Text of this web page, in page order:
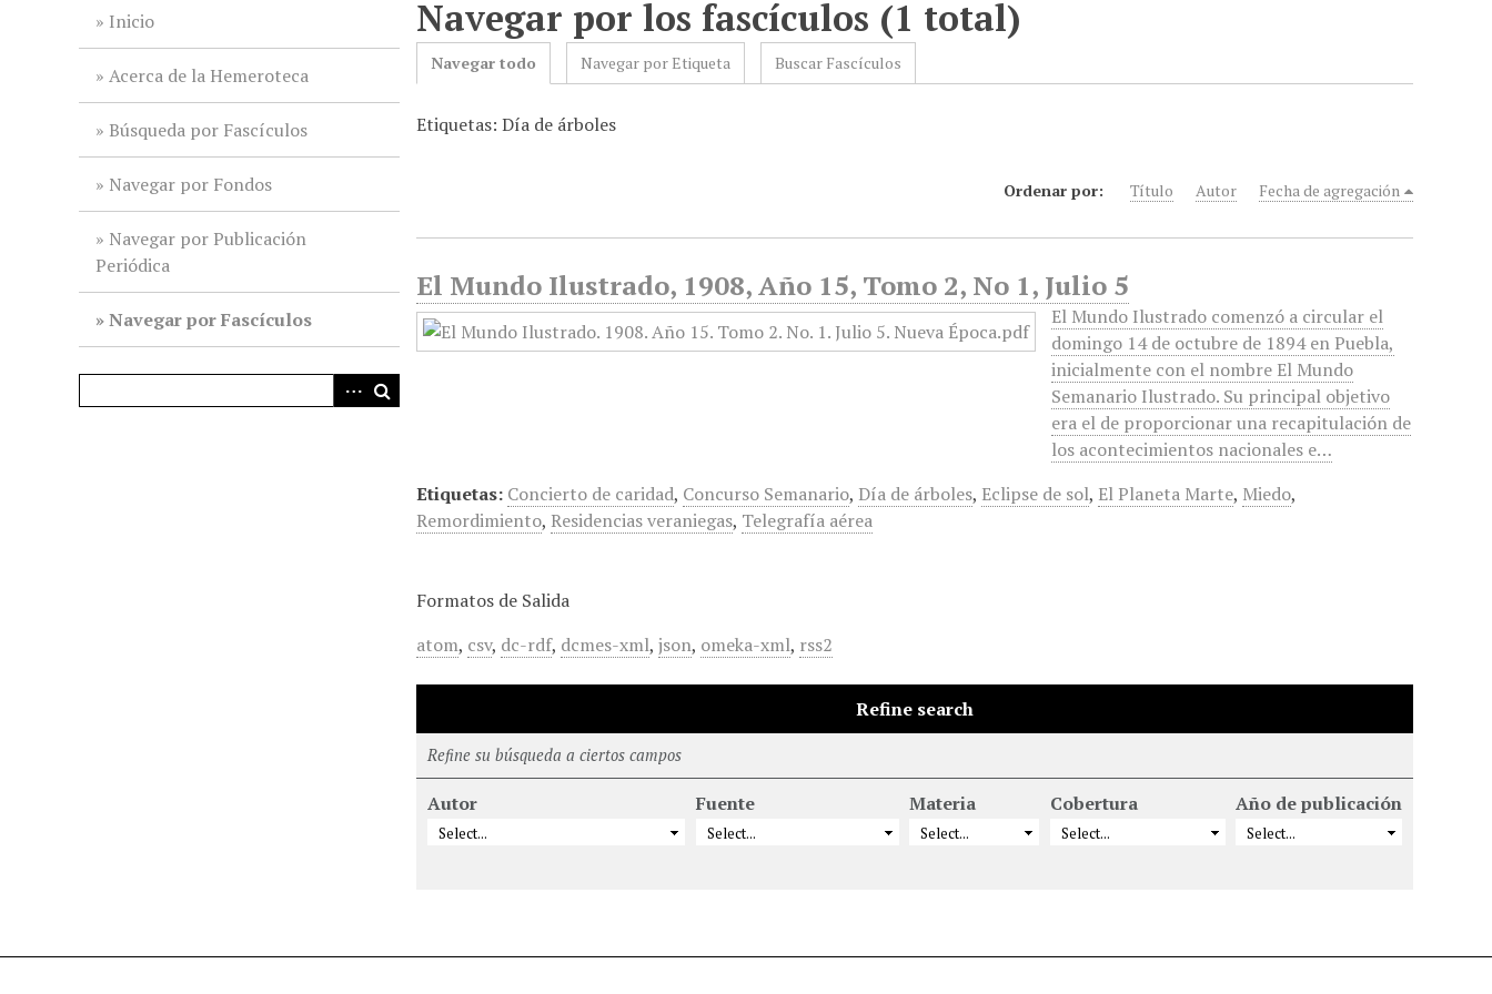
Inicio
Acerca de la Hemeroteca
Búsqueda por Fascículos
Navegar por Fondos
Navegar por Publicación
Periódica
Navegar por Fascículos
Navegar por los fascículos (1 total)
Navegar todo Navegar por Etiqueta Buscar Fascículos
Etiquetas: Día de árboles
Ordenar por: Título Autor Fecha de agregación
El Mundo Ilustrado, 1908, Año 15, Tomo 2, No 1, Julio 5
El Mundo Ilustrado comenzó a circular el
domingo 14 de octubre de 1894 en Puebla,
inicialmente con el nombre El Mundo
Semanario Ilustrado. Su principal objetivo
era el de proporcionar una recapitulación de
los acontecimientos nacionales e…
Etiquetas: Concierto de caridad, Concurso Semanario, Día de árboles, Eclipse de sol, El Planeta Marte, Miedo,
Remordimiento, Residencias veraniegas, Telegrafía aérea
Formatos de Salida
atom, csv, dc-rdf, dcmes-xml,json, omeka-xml, rss2
Refine search
Refine su búsqueda a ciertos campos
Autor Fuente Materia Cobertura Año de publicación